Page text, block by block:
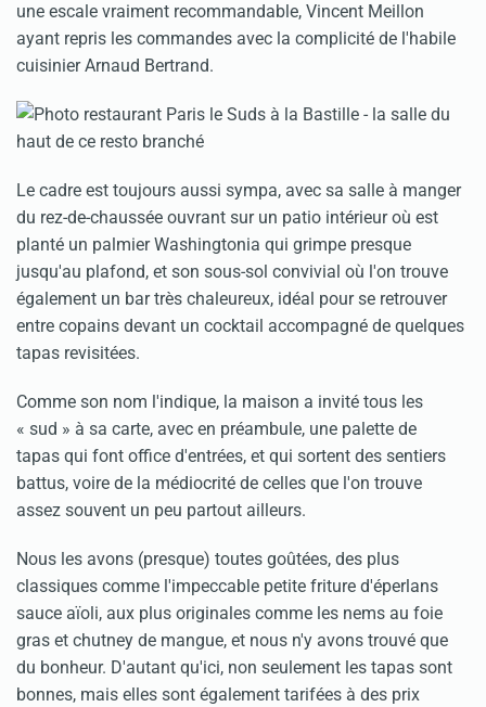
une escale vraiment recommandable, Vincent Meillon
ayant repris les commandes avec la complicité de l'habile
cuisinier Arnaud Bertrand.
Le cadre est toujours aussi sympa, avec sa salle à manger
du rez-de-chaussée ouvrant sur un patio intérieur où est
planté un palmier Washingtonia qui grimpe presque
jusqu'au plafond, et son sous-sol convivial où l'on trouve
également un bar très chaleureux, idéal pour se retrouver
entre copains devant un cocktail accompagné de quelques
tapas revisitées.
Comme son nom l'indique, la maison a invité tous les
« sud » à sa carte, avec en préambule, une palette de
tapas qui font office d'entrées, et qui sortent des sentiers
battus, voire de la médiocrité de celles que l'on trouve
assez souvent un peu partout ailleurs.
Nous les avons (presque) toutes goûtées, des plus
classiques comme l'impeccable petite friture d'éperlans
sauce aïoli, aux plus originales comme les nems au foie
gras et chutney de mangue, et nous n'y avons trouvé que
du bonheur. D'autant qu'ici, non seulement les tapas sont
bonnes, mais elles sont également tarifées à des prix